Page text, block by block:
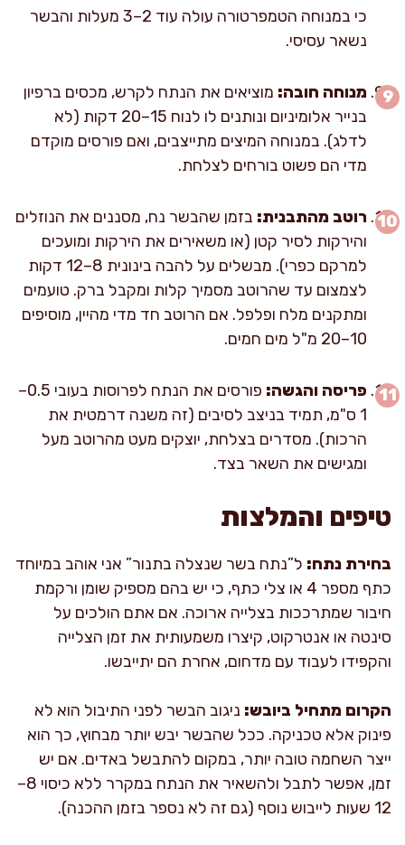
כי במנוחה הטמפרטורה עולה עוד 2–3 מעלות והבשר
נשאר עסיסי.
מנוחה חובה: מוציאים את הנתח לקרש, מכסים ברפיון
בנייר אלומיניום ונותנים לו לנוח 15–20 דקות (לא
לדלג). במנוחה המיצים מתייצבים, ואם פורסים מוקדם
מדי הם פשוט בורחים לצלחת.
רוטב מהתבנית: בזמן שהבשר נח, מסננים את הנוזלים
והירקות לסיר קטן (או משאירים את הירקות ומועכים
למרקם כפרי). מבשלים על להבה בינונית 8–12 דקות
לצמצום עד שהרוטב מסמיך קלות ומקבל ברק. טועמים
ומתקנים מלח ופלפל. אם הרוטב חד מדי מהיין, מוסיפים
10–20 מ"ל מים חמים.
פריסה והגשה:
פורסים את הנתח לפרוסות בעובי 0.5–
1 ס"מ, תמיד בניצב לסיבים (זה משנה דרמטית את
הרכות). מסדרים בצלחת, יוצקים מעט מהרוטב מעל
ומגישים את השאר בצד.
טיפים והמלצות
בחירת נתח: ל”נתח בשר שנצלה בתנור” אני אוהב במיוחד
כתף מספר 4 או צלי כתף, כי יש בהם מספיק שומן ורקמת
חיבור שמתרככות בצלייה ארוכה. אם אתם הולכים על
סינטה או אנטרקוט, קיצרו משמעותית את זמן הצלייה
והקפידו לעבוד עם מדחום, אחרת הם יתייבשו.
הקרום מתחיל ביובש: ניגוב הבשר לפני התיבול הוא לא
פינוק אלא טכניקה. ככל שהבשר יבש יותר מבחוץ, כך הוא
ייצר השחמה טובה יותר, במקום להתבשל באדים. אם יש
זמן, אפשר לתבל ולהשאיר את הנתח במקרר ללא כיסוי 8–
12 שעות לייבוש נוסף (גם זה לא נספר בזמן ההכנה).